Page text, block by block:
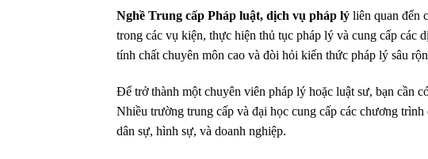
Nghề Trung cấp Pháp luật, dịch vụ pháp lý liên quan đến
trong các vụ kiện, thực hiện thủ tục pháp lý và cung cấp các
tính chất chuyên môn cao và đòi hỏi kiến thức pháp lý sâu
Để trở thành một chuyên viên pháp lý hoặc luật sư, bạn cần
Nhiều trường trung cấp và đại học cung cấp các chương
dân sự, hình sự, và doanh nghiệp.